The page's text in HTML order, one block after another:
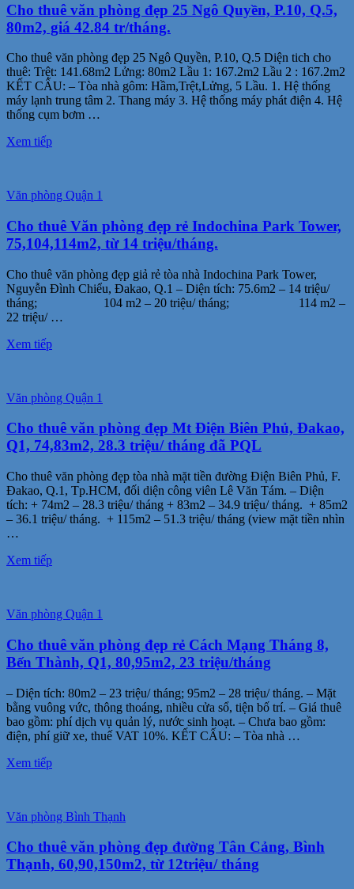
Cho thuê văn phòng đẹp 25 Ngô Quyền, P.10, Q.5,
80m2, giá 42.84 tr/tháng.
Cho thuê văn phòng đẹp 25 Ngô Quyền, P.10, Q.5 Diện tich cho
thuê: Trệt: 141.68m2 Lửng: 80m2 Lầu 1: 167.2m2 Lầu 2 : 167.2m2
KẾT CẤU: – Tòa nhà gôm: Hầm,Trệt,Lửng, 5 Lầu. 1. Hệ thống
máy lạnh trung tâm 2. Thang máy 3. Hệ thống máy phát điện 4. Hệ
thống cụm bơm …
Xem tiếp
Văn phòng Quận 1
Cho thuê Văn phòng đẹp rẻ Indochina Park Tower,
75,104,114m2, từ 14 triệu/tháng.
Cho thuê văn phòng đẹp giả rẻ tòa nhà Indochina Park Tower,
Nguyễn Đình Chiểu, Đakao, Q.1 – Diện tích: 75.6m2 – 14 triệu/
tháng; 104 m2 – 20 triệu/ tháng; 114 m2 –
22 triệu/ …
Xem tiếp
Văn phòng Quận 1
Cho thuê văn phòng đẹp Mt Điện Biên Phủ, Đakao,
Q1, 74,83m2, 28.3 triệu/ tháng đã PQL
Cho thuê văn phòng đẹp tòa nhà mặt tiền đường Điện Biên Phủ, F.
Đakao, Q.1, Tp.HCM, đối diện công viên Lê Văn Tám. – Diện
tích: + 74m2 – 28.3 triệu/ tháng + 83m2 – 34.9 triệu/ tháng. + 85m2
– 36.1 triệu/ tháng. + 115m2 – 51.3 triệu/ tháng (view mặt tiền nhìn
…
Xem tiếp
Văn phòng Quận 1
Cho thuê văn phòng đẹp rẻ Cách Mạng Tháng 8,
Bến Thành, Q1, 80,95m2, 23 triệu/tháng
– Diện tích: 80m2 – 23 triệu/ tháng; 95m2 – 28 triệu/ tháng. – Mặt
bằng vuông vức, thông thoáng, nhiều cửa sổ, tiện bố trí. – Giá thuê
bao gồm: phí dịch vụ quản lý, nước sinh hoạt. – Chưa bao gồm:
điện, phí giữ xe, thuế VAT 10%. KẾT CẤU: – Tòa nhà …
Xem tiếp
Văn phòng Bình Thạnh
Cho thuê văn phòng đẹp đường Tân Cảng, Bình
Thạnh, 60,90,150m2, từ 12triệu/ tháng